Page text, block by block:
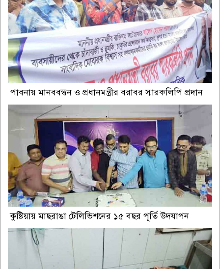
পাবনায় মানববন্ধন ও প্রধানমন্ত্রীর বরাবর স্মারকলিপি প্রদান
কুষ্টিয়ায় মাছরাঙা টেলিভিশনের ১৫ বছর পূর্তি উদযাপন